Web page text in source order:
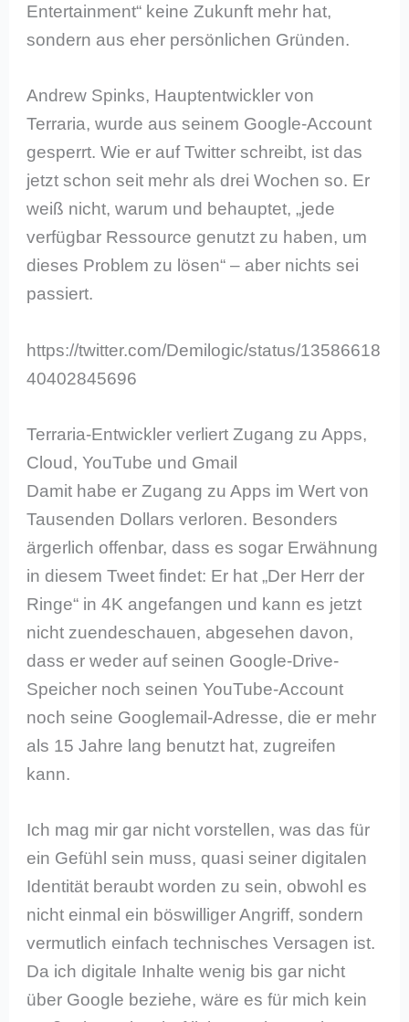
Entertainment“ keine Zukunft mehr hat,
sondern aus eher persönlichen Gründen.
Andrew Spinks, Hauptentwickler von
Terraria, wurde aus seinem Google-Account
gesperrt. Wie er auf Twitter schreibt, ist das
jetzt schon seit mehr als drei Wochen so. Er
weiß nicht, warum und behauptet, „jede
verfügbar Ressource genutzt zu haben, um
dieses Problem zu lösen“ – aber nichts sei
passiert.
https://twitter.com/Demilogic/status/13586618
40402845696
Terraria-Entwickler verliert Zugang zu Apps,
Cloud, YouTube und Gmail
Damit habe er Zugang zu Apps im Wert von
Tausenden Dollars verloren. Besonders
ärgerlich offenbar, dass es sogar Erwähnung
in diesem Tweet findet: Er hat „Der Herr der
Ringe“ in 4K angefangen und kann es jetzt
nicht zuendeschauen, abgesehen davon,
dass er weder auf seinen Google-Drive-
Speicher noch seinen YouTube-Account
noch seine Googlemail-Adresse, die er mehr
als 15 Jahre lang benutzt hat, zugreifen
kann.
Ich mag mir gar nicht vorstellen, was das für
ein Gefühl sein muss, quasi seiner digitalen
Identität beraubt worden zu sein, obwohl es
nicht einmal ein böswilliger Angriff, sondern
vermutlich einfach technisches Versagen ist.
Da ich digitale Inhalte wenig bis gar nicht
über Google beziehe, wäre es für mich kein